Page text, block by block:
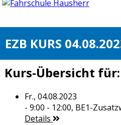
EZB KURS
Kurs-Übersicht für:
Fr., 04.08.2023
- 9:00 - 12:00, BE1-
Details